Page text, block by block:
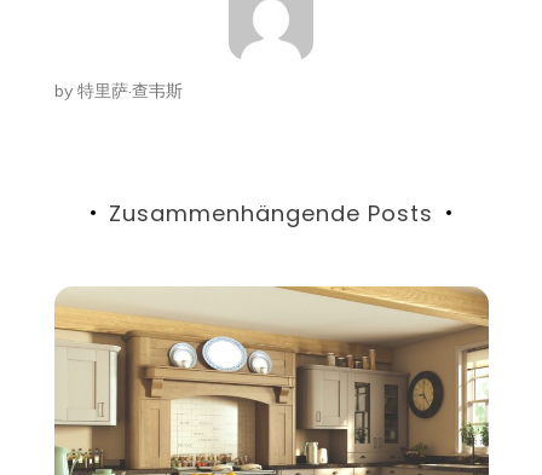
by 特里萨·查韦斯
Zusammenhängende Posts